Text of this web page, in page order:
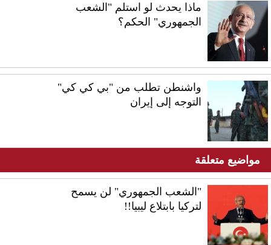
ماذا يحدث لو استلم "الشعب
الجمهوري" الحكم؟
واشنطن تطلب من "بي كي كي"
التوجه إلى إيران
مواضيع متعلقة
"الشعب الجمهوري" لن يسمح
لتركيا بابتلاع ليبيا!!